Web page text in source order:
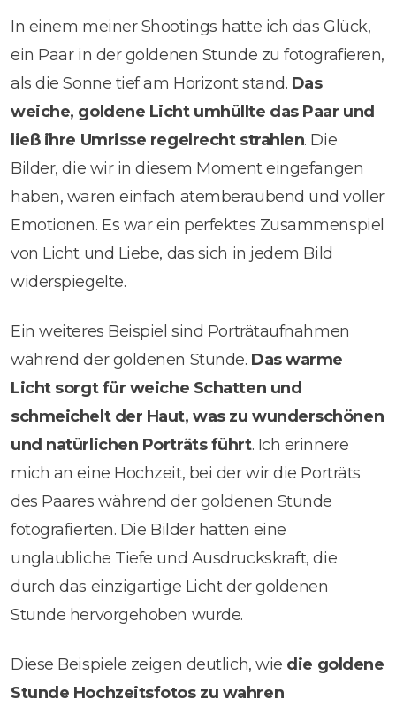
In einem meiner Shootings hatte ich das Glück,
ein Paar in der goldenen Stunde zu fotografieren,
als die Sonne tief am Horizont stand. Das
weiche, goldene Licht umhüllte das Paar und
ließ ihre Umrisse regelrecht strahlen. Die
Bilder, die wir in diesem Moment eingefangen
haben, waren einfach atemberaubend und voller
Emotionen. Es war ein perfektes Zusammenspiel
von Licht und Liebe, das sich in jedem Bild
widerspiegelte.
Ein weiteres Beispiel sind Porträtaufnahmen
während der goldenen Stunde. Das warme
Licht sorgt für weiche Schatten und
schmeichelt der Haut, was zu wunderschönen
und natürlichen Porträts führt. Ich erinnere
mich an eine Hochzeit, bei der wir die Porträts
des Paares während der goldenen Stunde
fotografierten. Die Bilder hatten eine
unglaubliche Tiefe und Ausdruckskraft, die
durch das einzigartige Licht der goldenen
Stunde hervorgehoben wurde.
Diese Beispiele zeigen deutlich, wie die goldene
Stunde Hochzeitsfotos zu wahren